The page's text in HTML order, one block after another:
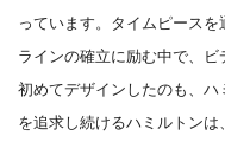
っています。タイムピース
ラインの確立に励む中で、
初めてデザインしたのも、
を追求し続けるハミルトン